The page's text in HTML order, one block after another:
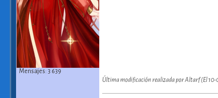
Mensajes: 3 639
Última modificación realizada por Altarf (El 10-